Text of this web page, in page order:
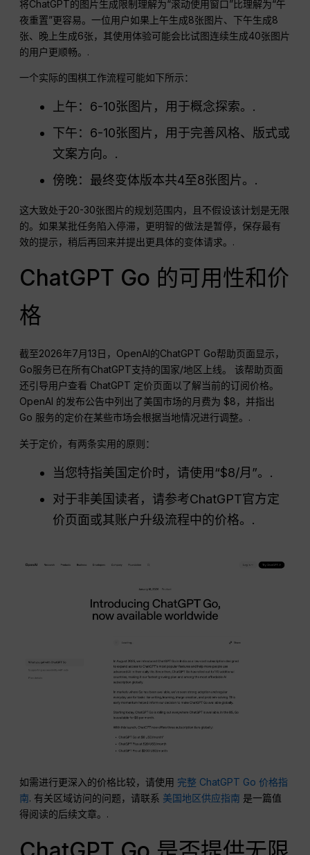
将ChatGPT的图片生成限制理解为“滚动使用窗口”比理解为“午
夜重置”更容易。一位用户如果上午生成8张图片、下午生成8
张、晚上生成6张，其使用体验可能会比试图连续生成40张图片
的用户更顺畅。.
一个实际的围棋工作流程可能如下所示：
上午：6-10张图片，用于概念探索。.
下午：6-10张图片，用于完善风格、版式或
文案方向。.
傍晚：最终变体版本共4至8张图片。.
这大致处于20-30张图片的规划范围内，且不假设该计划是无限
的。如果某批任务陷入停滞，更明智的做法是暂停，保存最有
效的提示，稍后再回来并提出更具体的变体请求。.
ChatGPT Go 的可用性和价
格
截至2026年7月13日，OpenAI的ChatGPT Go帮助页面显示，
Go服务已在所有ChatGPT支持的国家/地区上线。 该帮助页面
还引导用户查看 ChatGPT 定价页面以了解当前的订阅价格。
OpenAI 的发布公告中列出了美国市场的月费为 $8，并指出
Go 服务的定价在某些市场会根据当地情况进行调整。.
关于定价，有两条实用的原则：
当您特指美国定价时，请使用“$8/月”。.
对于非美国读者，请参考ChatGPT官方定
价页面或其账户升级流程中的价格。.
如需进行更深入的价格比较，请使用 完整 ChatGPT Go 价格指
南. 有关区域访问的问题，请联系 美国地区供应指南 是一篇值
得阅读的后续文章。.